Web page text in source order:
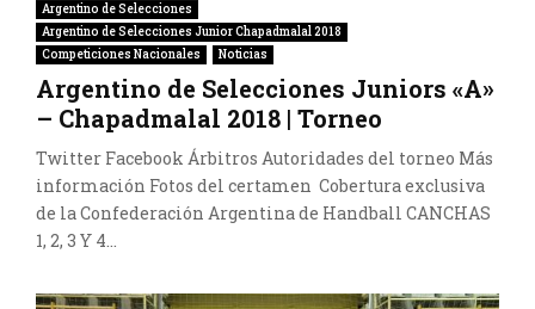
Argentino de Selecciones
Argentino de Selecciones Junior Chapadmalal 2018
Competiciones Nacionales
Noticias
Argentino de Selecciones Juniors «A»
– Chapadmalal 2018 | Torneo
Twitter Facebook Árbitros Autoridades del torneo Más
información Fotos del certamen Cobertura exclusiva
de la Confederación Argentina de Handball CANCHAS
1, 2, 3 Y 4...